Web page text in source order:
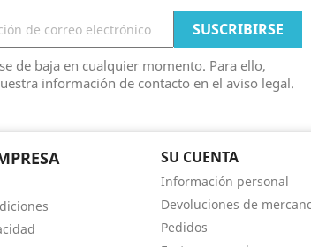
de baja en cualquier momento. Para ello,
información de contacto en el aviso legal.
SU CUENTA
Información personal
Devoluciones de
Pedidos